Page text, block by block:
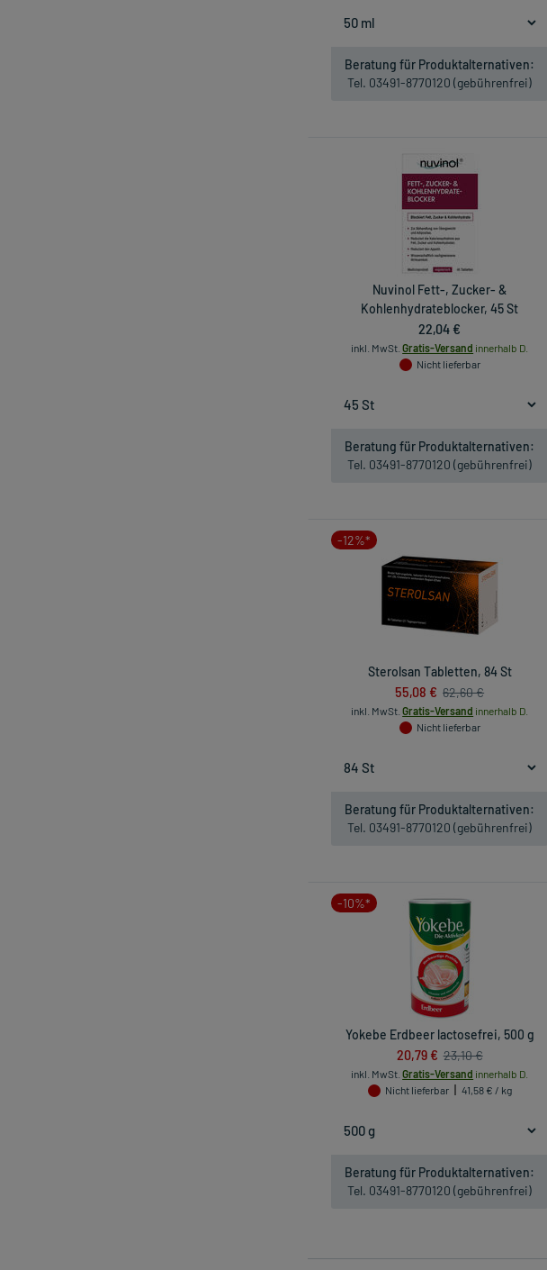
Beratung für Produktalternativen:
Tel. 03491-8770120 (gebührenfrei)
Nuvinol Fett-, Zucker- &
Kohlenhydrateblocker, 45 St
22,04 €
inkl. MwSt. Gratis-Versand innerhalb D.
Nicht lieferbar
Beratung für Produktalternativen:
Tel. 03491-8770120 (gebührenfrei)
-12%*
Sterolsan Tabletten, 84 St
55,08 € 62,60 €
inkl. MwSt. Gratis-Versand innerhalb D.
Nicht lieferbar
Beratung für Produktalternativen:
Tel. 03491-8770120 (gebührenfrei)
-10%*
Yokebe Erdbeer lactosefrei, 500 g
20,79 € 23,10 €
inkl. MwSt. Gratis-Versand innerhalb D.
Nicht lieferbar
41,58 € / kg
Beratung für Produktalternativen:
Tel. 03491-8770120 (gebührenfrei)